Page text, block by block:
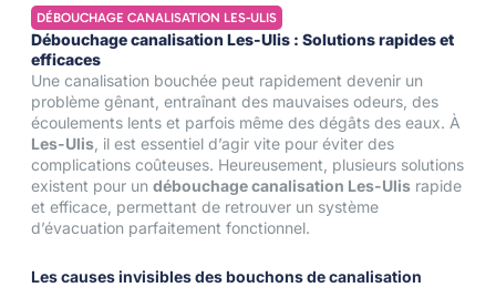
DÉBOUCHAGE CANALISATION LES-ULIS
Débouchage canalisation Les-Ulis : Solutions rapides et
efficaces
Une canalisation bouchée peut rapidement devenir un
problème gênant, entraînant des mauvaises odeurs, des
écoulements lents et parfois même des dégâts des eaux. À
Les-Ulis , il est essentiel d’agir vite pour éviter des
complications coûteuses. Heureusement, plusieurs solutions
existent pour un débouchage canalisation Les-Ulis rapide
et efficace, permettant de retrouver un système
d’évacuation parfaitement fonctionnel.
Les causes invisibles des bouchons de canalisation